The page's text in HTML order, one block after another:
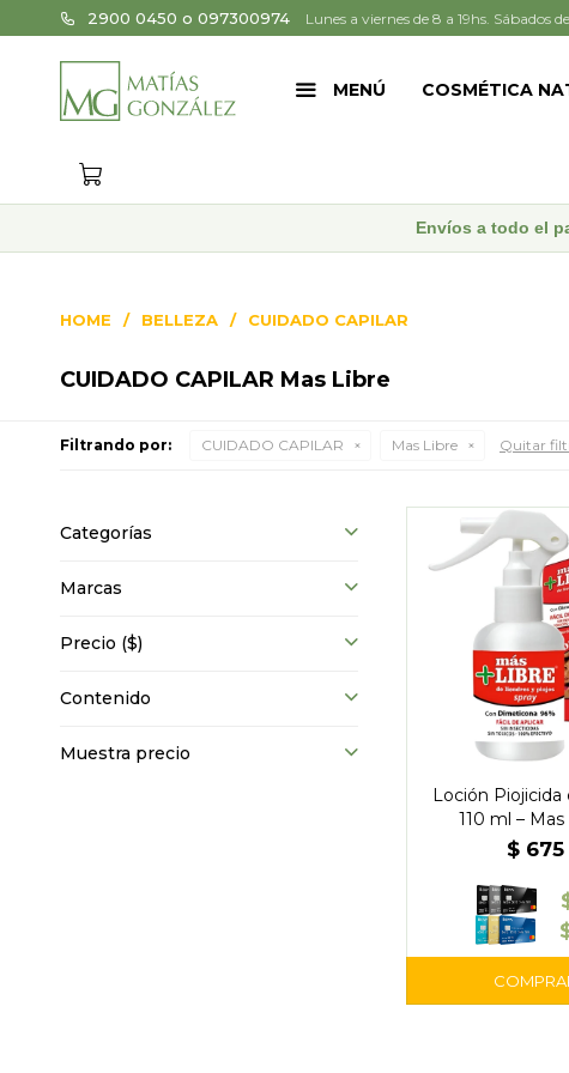
MENÚ COSMÉTICA
2900 0450 o 097300974 Lunes a viernes de 8 a 19hs. Sábados
Envíos a todo el
HOME BELLEZA CUIDADO CAPILAR
CUIDADO CAPILAR Mas Libre
Filtrando por: CUIDADO CAPILAR Mas Libre Quitar
Loción Piojicida
110 ml –
$ 675
Categorías
Marcas
Precio ($)
Contenido
Muestra precio